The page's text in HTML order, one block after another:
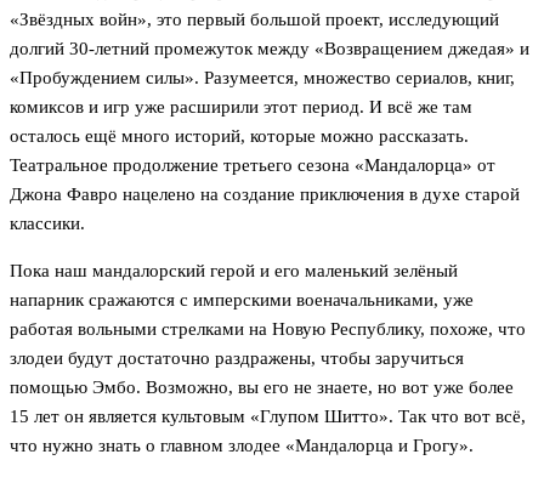
«Звёздных войн», это первый большой проект, исследующий
долгий 30-летний промежуток между «Возвращением джедая» и
«Пробуждением силы». Разумеется, множество сериалов, книг,
комиксов и игр уже расширили этот период. И всё же там
осталось ещё много историй, которые можно рассказать.
Театральное продолжение третьего сезона «Мандалорца» от
Джона Фавро нацелено на создание приключения в духе старой
классики.
Пока наш мандалорский герой и его маленький зелёный
напарник сражаются с имперскими военачальниками, уже
работая вольными стрелками на Новую Республику, похоже, что
злодеи будут достаточно раздражены, чтобы заручиться
помощью Эмбо. Возможно, вы его не знаете, но вот уже более
15 лет он является культовым «Глупом Шитто». Так что вот всё,
что нужно знать о главном злодее «Мандалорца и Грогу».